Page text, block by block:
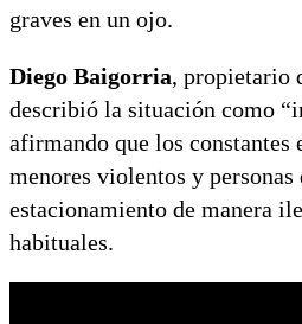
graves en un ojo.
Diego Baigorria, propietario
describió la situación como
afirmando que los constantes
menores violentos y personas
estacionamiento de manera
habituales.